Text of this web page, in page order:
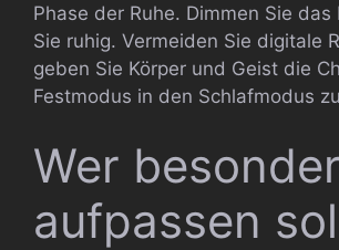
Phase der Ruhe. Dimmen Sie das
Sie ruhig. Vermeiden Sie digitale
geben Sie Körper und Geist die
Festmodus in den Schlafmodus
Wer
aufpassen